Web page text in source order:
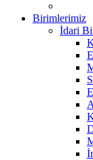
Birimlerimiz
İdari